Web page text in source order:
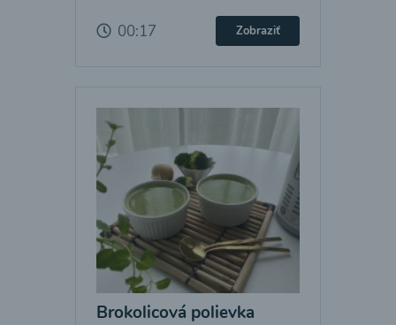
00:17 Zobraziť
Brokolicová polievka